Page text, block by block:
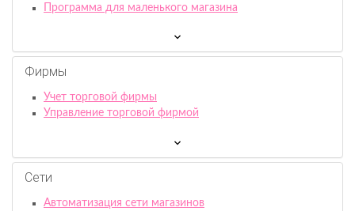
Программа для маленького магазина
Фирмы
Учет торговой фирмы
Управление торговой фирмой
Сети
Автоматизация сети магазинов